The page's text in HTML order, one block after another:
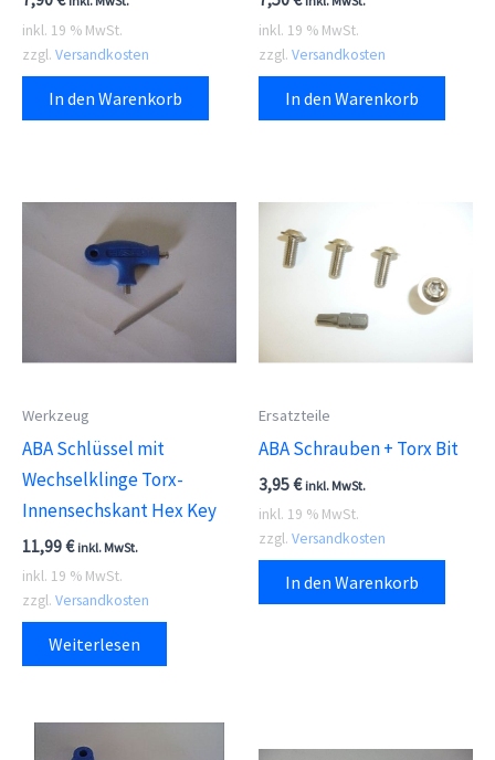
inkl. 19 % MwSt.
zzgl. Versandkosten
In den Warenkorb
inkl. 19 % MwSt.
zzgl. Versandkosten
In den Warenkorb
Werkzeug
ABA Schlüssel mit
Wechselklinge Torx-
Innensechskant Hex Key
11,99€ inkl. MwSt.
inkl. 19 % MwSt.
zzgl. Versandkosten
Weiterlesen
Ersatzteile
ABA Schrauben + Torx Bit
3,95€ inkl. MwSt.
inkl. 19 % MwSt.
zzgl. Versandkosten
In den Warenkorb